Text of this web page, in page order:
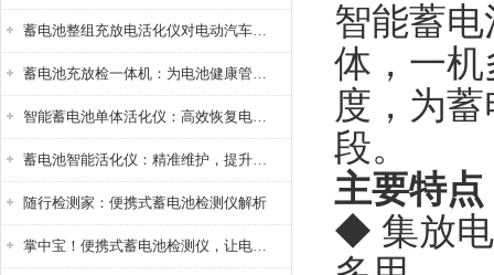
蓄电池整组充放电活化仪对电动汽车电池有帮助吗？
蓄电池充放检一体机：为电池健康管理提供一站式解决方案
智能蓄电池单体活化仪：高效恢复电池性能，延长蓄电池使用寿命
蓄电池智能活化仪：精准维护，提升电池健康状态
随行检测家：便携式蓄电池检测仪解析
掌中宝！便携式蓄电池检测仪，让电池检测变得简单又快捷！
智能蓄
体，一
度，为
段。
主要特点
◆ 集放电